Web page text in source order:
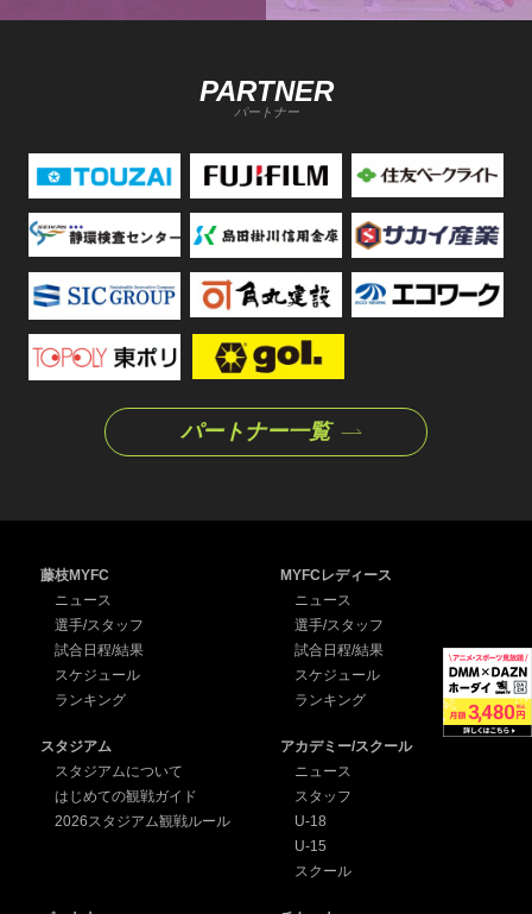
PARTNER
パートナー
パートナー一覧
藤枝MYFC
ニュース
選手/スタッフ
試合日程/結果
スケジュール
ランキング
MYFCレディース
ニュース
選手/スタッフ
試合日程/結果
スケジュール
ランキング
スタジアム
スタジアムについて
はじめての観戦ガイド
2026スタジアム観戦ルール
アカデミー/スクール
ニュース
スタッフ
U-18
U-15
スクール